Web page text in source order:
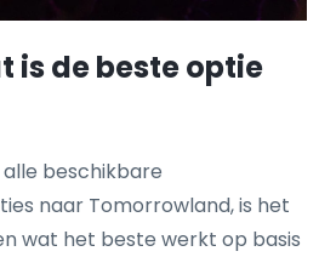
is de beste optie
beschikbare
naar Tomorrowland, is het
wat het beste werkt op basis